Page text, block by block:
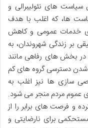
های نئولیبرالی و
ها، که اغلب با هدف
خدمات عمومی و کاهش
بر زندگی شهروندان، به
در بخش های رفاهی مانند
دسترسی گروه های کم
سازی ها نیز اغلب به
عموم مردم منجر می شود.
و فرصت های برابر را از
برای نارضایتی و